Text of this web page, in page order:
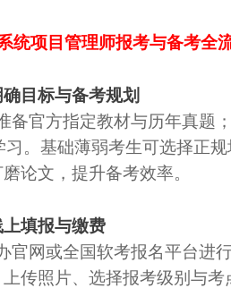
统项目管理师报考与备考全
目标与备考规划
备官方指定教材与历年真题
习。基础薄弱考生可选择正
论文，提升备考效率。
填报与缴费
官网或全国软考报名平台进
传照片、选择报考级别与